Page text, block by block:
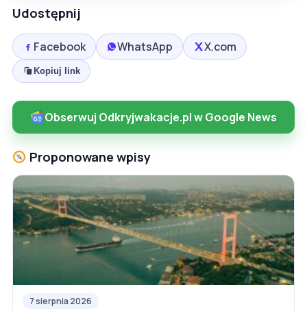
Udostępnij
Facebook WhatsApp X.com
Kopiuj link
Obserwuj Odkryjwakacje.pl w Google News
Proponowane wpisy
7 sierpnia 2026